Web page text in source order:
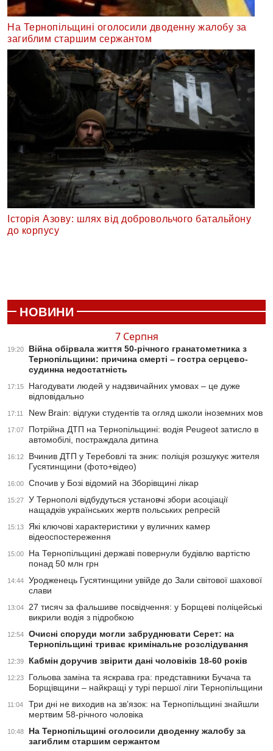
На Тернопільщині оголосили дводенну жалобу за
загиблим старшим сержантом
Історія Азову: шлях від добровольчого батальйону
до корпусу
НОВИНИ
7 Серпня
19:20
Війна обірвала життя 50-річного гранатометника з
Тернопільщини: причина смерті – гостра серцево-
судинна недостатність
17:15
Нагодувати людей у надзвичайних умовах – це дуже
відповідально
17:11 New Brain: відгуки студентів та огляд школи іноземних мов
17:07
Потрійна ДТП на Тернопільщині: водія Peugeot затисло в
автомобілі, постраждала дитина
16:12
Вчинив ДТП у Теребовлі та зник: поліція розшукує жителя
Гусятинщини (фото+відео)
16:00 Спочив у Бозі відомий на Зборівщині лікар
15:27
У Тернополі відбудуться установчі збори асоціації
нащадків українських жертв польських репресій
15:13
Які ключові характеристики у вуличних камер
відеоспостереження
15:00
На Тернопільщині державі повернули будівлю вартістю
понад 50 млн грн
14:44
Уродженець Гусятинщини увійде до Зали світової шахової
слави
13:04
27 тисяч за фальшиве посвідчення: у Борщеві поліцейські
викрили водія з підробкою
12:54
Очисні споруди могли забруднювати Серет: на
Тернопільщині триває кримінальне розслідування
12:39 Кабмін доручив звірити дані чоловіків 18-60 років
12:23
Гольова заміна та яскрава гра: представники Бучача та
Борщівщини – найкращі у турі першої ліги Тернопільщини
11:04
Три дні не виходив на зв’язок: на Тернопільщині знайшли
мертвим 58-річного чоловіка
10:48
На Тернопільщині оголосили дводенну жалобу за
загиблим старшим сержантом